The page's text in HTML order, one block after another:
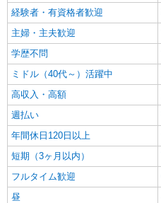
経験者・有資格者歓迎
主婦・主夫歓迎
学歴不問
ミドル（40代～）活躍中
高収入・高額
週払い
年間休日120日以上
短期（3ヶ月以内）
フルタイム歓迎
昼